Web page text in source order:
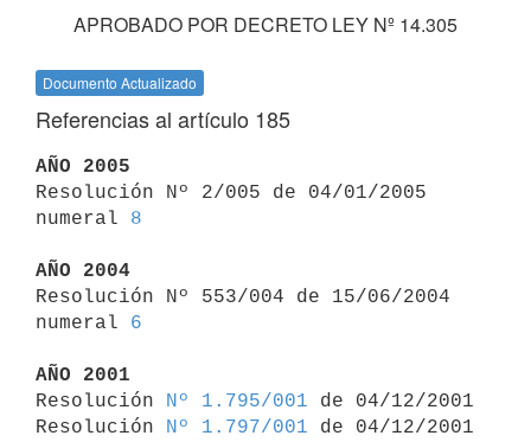
APROBADO POR DECRETO LEY Nº 14.305
Documento Actualizado
Referencias al artículo 185
AÑO 2005
Resolución Nº 2/005 de 04/01/2005
numeral 8
AÑO 2004
Resolución Nº 553/004 de 15/06/2004
numeral 6
AÑO 2001
Resolución
Nº 1.795/001 de 04/12/2001
Resolución
Nº 1.797/001 de 04/12/2001